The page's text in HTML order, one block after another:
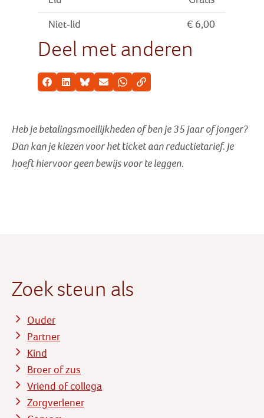
Niet-lid € 6,00
Deel met anderen
Facebook
LinkedInBlueskyE-mailWhatsappKopieer link
Heb je betalingsmoeilijkheden of ben je 35 jaar of jonger?
Dan kan je kiezen voor het ticket aan reductietarief. Je
hoeft hiervoor geen bewijs voor te leggen.
Zoek steun als
Ouder
Partner
Kind
Broer of zus
Vriend of collega
Zorgverlener